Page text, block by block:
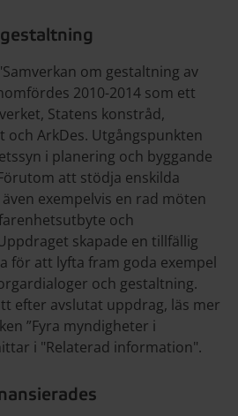
om gestaltning av
2010-2014 som ett
Statens konstråd,
och ArkDes. Utgångspunkten
i planering och byggande
att stödja enskilda
exempelvis en rad möten
och
skapade en tillfällig
för att lyfta fram goda exempel
och gestaltning.
efter avslutat uppdrag, läs mer
”Fyra myndigheter i
i "Relaterad information".